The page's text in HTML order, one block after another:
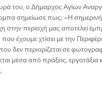
του, ο Δήμαρχος Αγίων
σημείωσε πως: «Η
στην περιοχή μας αποτελεί
έχουμε χτίσει με την
δεν περιορίζεται σε
μέσα από πράξεις,